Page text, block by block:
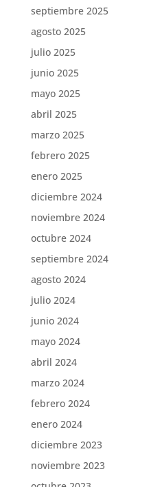
septiembre 2025
agosto 2025
julio 2025
junio 2025
mayo 2025
abril 2025
marzo 2025
febrero 2025
enero 2025
diciembre 2024
noviembre 2024
octubre 2024
septiembre 2024
agosto 2024
julio 2024
junio 2024
mayo 2024
abril 2024
marzo 2024
febrero 2024
enero 2024
diciembre 2023
noviembre 2023